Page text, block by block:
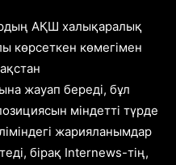
АҚШ халықаралық
көрсеткен көмегімен
жауап береді, бұл
міндетті түрде
жарияланымдар
бірақ Internews-тің,